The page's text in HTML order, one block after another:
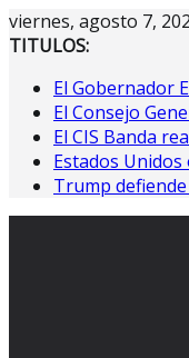
Saltar
al
viernes, agosto 7,
TITULOS:
El Gobernador
El Consejo
El CIS Banda
Estados
Trump